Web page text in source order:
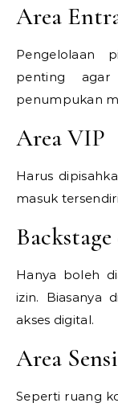
Area
Pengelolaan
penting
penumpukan
Area VIP
Harus
masuk
Hanya boleh
izin. Biasanya
akses digital.
Area
Seperti ruang